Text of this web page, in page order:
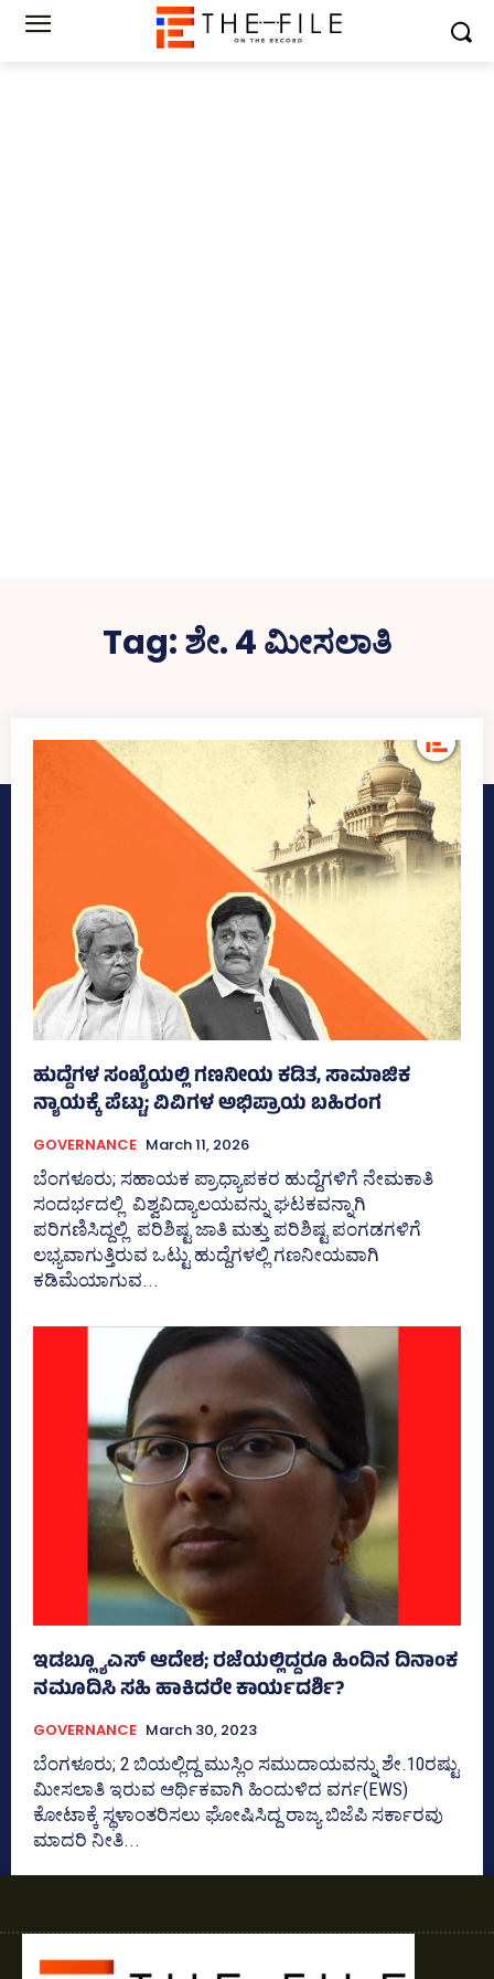
Tag:ಶೇ. 4 ಮೀಸಲಾತಿ
ಹುದ್ದೆಗಳ ಸಂಖ್ಯೆಯಲ್ಲಿ ಗಣನೀಯ ಕಡಿತ, ಸಾಮಾಜಿಕ
ನ್ಯಾಯಕ್ಕೆ ಪೆಟ್ಟು; ವಿವಿಗಳ ಅಭಿಪ್ರಾಯ ಬಹಿರಂಗ
GOVERNANCE March 11, 2026
ಬೆಂಗಳೂರು; ಸಹಾಯಕ ಪ್ರಾಧ್ಯಾಪಕರ ಹುದ್ದೆಗಳಿಗೆ ನೇಮಕಾತಿ
ಸಂದರ್ಭದಲ್ಲಿ ವಿಶ್ವವಿದ್ಯಾಲಯವನ್ನು ಘಟಕವನ್ನಾಗಿ
ಪರಿಗಣಿಸಿದ್ದಲ್ಲಿ ಪರಿಶಿಷ್ಟ ಜಾತಿ ಮತ್ತು ಪರಿಶಿಷ್ಟ ಪಂಗಡಗಳಿಗೆ
ಲಭ್ಯವಾಗುತ್ತಿರುವ ಒಟ್ಟು ಹುದ್ದೆಗಳಲ್ಲಿ ಗಣನೀಯವಾಗಿ
ಕಡಿಮೆಯಾಗುವ...
ಇಡಬ್ಲ್ಯೂಎಸ್‌ ಆದೇಶ; ರಜೆಯಲ್ಲಿದ್ದರೂ ಹಿಂದಿನ ದಿನಾಂಕ
ನಮೂದಿಸಿ ಸಹಿ ಹಾಕಿದರೇ ಕಾರ್ಯದರ್ಶಿ?
GOVERNANCE March 30, 2023
ಬೆಂಗಳೂರು; 2 ಬಿಯಲ್ಲಿದ್ದ ಮುಸ್ಲಿಂ ಸಮುದಾಯವನ್ನು ಶೇ.10ರಷ್ಟು
ಮೀಸಲಾತಿ ಇರುವ ಆರ್ಥಿಕವಾಗಿ ಹಿಂದುಳಿದ ವರ್ಗ(EWS)
ಕೋಟಾಕ್ಕೆ ಸ್ಥಳಾಂತರಿಸಲು ಘೋಷಿಸಿದ್ದ ರಾಜ್ಯ ಬಿಜೆಪಿ ಸರ್ಕಾರವು
ಮಾದರಿ ನೀತಿ...